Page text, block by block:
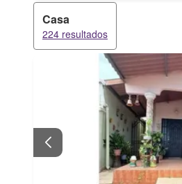
Casa
224 resultados